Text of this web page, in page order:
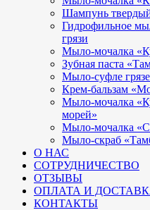
Шампунь твердый
Гидрофильное
грязи
Мыло-мочалка
Зубная паста
Мыло-суфле
Крем-бальзам
Мыло-мочалка
морей»
Мыло-мочалка
Мыло-скраб
О НАС
СОТРУДНИЧЕСТВО
ОТЗЫВЫ
ОПЛАТА И
КОНТАКТЫ